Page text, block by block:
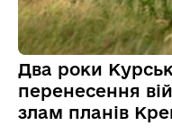
Два роки
перенесення
злам планів